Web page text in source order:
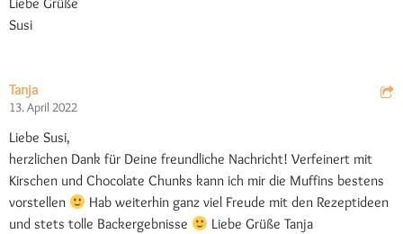
Liebe Grüße
Susi
Tanja
13. April 2022
Liebe Susi,
herzlichen Dank für Deine freundliche Nachricht! Verfeinert mit
Kirschen und Chocolate Chunks kann ich mir die Muffins bestens
vorstellen
Hab weiterhin ganz viel Freude mit den Rezeptideen
und stets tolle Backergebnisse
Liebe Grüße Tanja